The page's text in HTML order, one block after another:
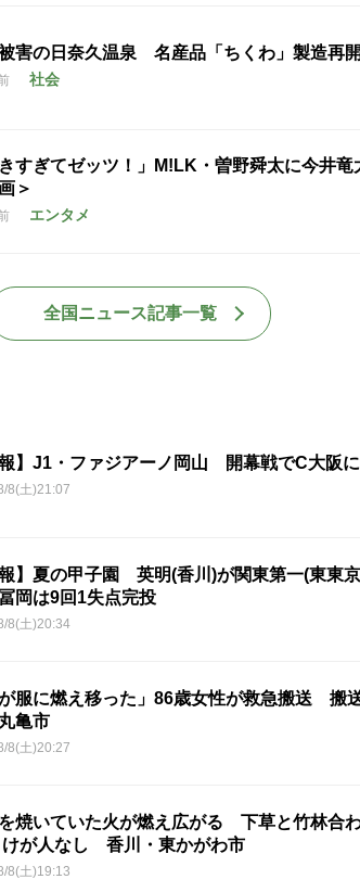
害の日奈久温泉 名産品「ちくわ」製造再
社会
きすぎてゼッツ！」M!LK・曽野舜太に今井
＞
エンタメ
全国ニュース記事一覧
報】J1・ファジアーノ岡山 開幕戦でC大阪
8(土)21:07
報】夏の甲子園 英明(香川)が関東第一(東東
岡は9回1失点完投
8(土)20:34
が服に燃え移った」86歳女性が救急搬送
亀市
8(土)20:27
焼いていた火が燃え広がる 下草と竹林合
けが人なし 香川・東かがわ市
8(土)19:13